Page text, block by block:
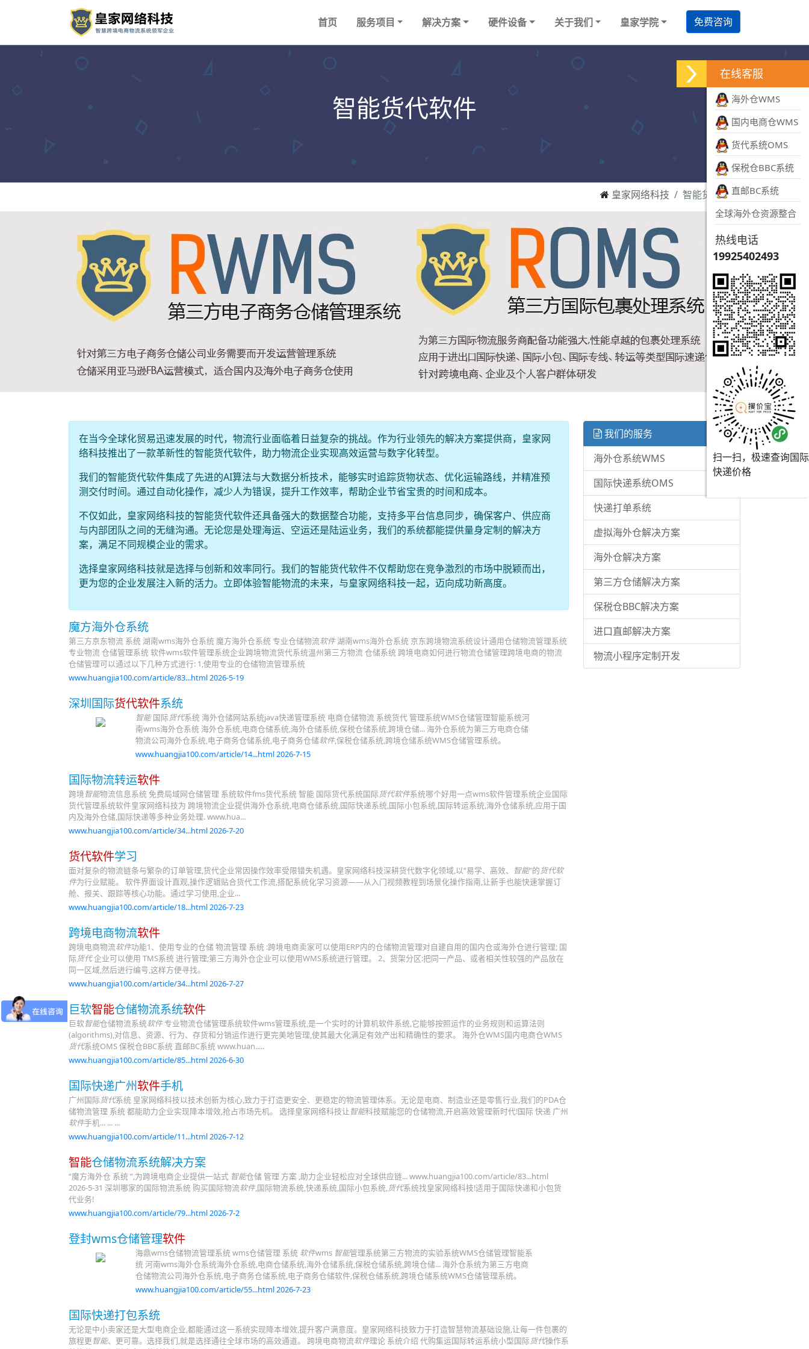
首页 服务项目 解决方案 硬件设备 关于我们 皇家学院 免费咨询
智能货代软件
皇家网络科技 智能货代软件
在当今全球化贸易迅速发展的时代，物流行业面临着日益复杂的挑战。作为行业领先的解决方案提供商，皇家网
络科技推出了一款革新性的智能货代软件，助力物流企业实现高效运营与数字化转型。
我们的智能货代软件集成了先进的AI算法与大数据分析技术，能够实时追踪货物状态、优化运输路线，并精准预
测交付时间。通过自动化操作，减少人为错误，提升工作效率，帮助企业节省宝贵的时间和成本。
不仅如此，皇家网络科技的智能货代软件还具备强大的数据整合功能，支持多平台信息同步，确保客户、供应商
与内部团队之间的无缝沟通。无论您是处理海运、空运还是陆运业务，我们的系统都能提供量身定制的解决方
案，满足不同规模企业的需求。
选择皇家网络科技就是选择与创新和效率同行。我们的智能货代软件不仅帮助您在竞争激烈的市场中脱颖而出，
更为您的企业发展注入新的活力。立即体验智能物流的未来，与皇家网络科技一起，迈向成功新高度。
魔方海外仓系统
第三方京东物流 系统 湖南wms海外仓系统 魔方海外仓系统 专业仓储物流软件湖南wms海外仓系统 京东跨境物流系统设计通用仓储物流管理系统
专业物流 仓储管理系统 软件wms软件管理系统企业跨境物流货代系统温州第三方物流 仓储系统 跨境电商如何进行物流仓储管理跨境电商的物流
仓储管理可以通过以下几种方式进行: 1,使用专业的仓储物流管理系统
www.huangjia100.com/article/83...html 2026-5-19
深圳国际货代软件系统
智能国际 货代系统 海外仓储网站系统java快递管理系统 电商仓储物流 系统货代 管理系统WMS仓储管理智能系统河
南wms海外仓系统 海外仓系统,电商仓储系统,海外仓储系统,保税仓储系统,跨境仓储... 海外仓系统为第三方电商仓储
物流公司海外仓系统,电子商务仓储系统,电子商务仓储软件,保税仓储系统,跨境仓储系统WMS仓储管理系统。
www.huangjia100.com/article/14...html 2026-7-15
国际物流转运软件
跨境智能物流信息系统 免费局域网仓储管理 系统软件fms货代系统 智能 国际货代系统国际 货代软件系统哪个好用一点wms软件管理系统企业国际
货代管理系统软件皇家网络科技为 跨境物流企业提供海外仓系统,电商仓储系统,国际快递系统,国际小包系统,国际转运系统,海外仓储系统,应用于国
内及海外仓储,国际快递等多种业务处理. www.hua...
www.huangjia100.com/article/34...html 2026-7-20
货代软件学习
面对复杂的物流链条与繁杂的订单管理,货代企业常因操作效率受限错失机遇。皇家网络科技深耕货代数字化领域,以“易学、高效、 智能”的 货代软
件为行业赋能。 软件界面设计直观,操作逻辑贴合货代工作流,搭配系统化学习资源——从入门视频教程到场景化操作指南,让新手也能快速掌握订
舱、报关、跟踪等核心功能。通过学习使用,企业...
www.huangjia100.com/article/18...html 2026-7-23
跨境电商物流软件
跨境电商物流软件功能1、使用专业的仓储 物流管理 系统 :跨境电商卖家可以使用ERP内的仓储物流管理对自建自用的国内仓或海外仓进行管理; 国
际 货代企业可以使用 TMS系统 进行管理;第三方海外仓企业可以使用WMS系统进行管理。 2、货架分区:把同一产品、或者相关性较强的产品放在
同一区域,然后进行编号,这样方便寻找。
www.huangjia100.com/article/34...html 2026-7-27
巨软智能仓储物流系统软件
巨软智能仓储物流系统软件专业物流仓储管理系统软件wms管理系统,是一个实时的计算机软件系统,它能够按照运作的业务规则和运算法则
(algorithms),对信息、资源、行为、存货和分销运作进行更完美地管理,使其最大化满足有效产出和精确性的要求。 海外仓WMS国内电商仓WMS
货代系统OMS 保税仓BBC系统 直邮BC系统 www.huan.....
www.huangjia100.com/article/85...html 2026-6-30
国际快递广州软件手机
广州国际 货代系统 皇家网络科技以技术创新为核心,致力于打造更安全、更稳定的物流管理体系。无论是电商、制造业还是零售行业,我们的PDA仓
储物流管理 系统 都能助力企业实现降本增效,抢占市场先机。 选择皇家网络科技让智能科技赋能您的仓储物流,开启高效管理新时代!国际 快递 广州
软件手机... ... ...
www.huangjia100.com/article/11...html 2026-7-12
智能仓储物流系统解决方案
“魔方海外仓 系统 ”,为跨境电商企业提供一站式 智能仓储 管理 方案 ,助力企业轻松应对全球供应链... www.huangjia100.com/article/83...html
2026-5-31 深圳哪家的国际物流系统 购买国际物流软件,国际物流系统,快递系统,国际小包系统,货代系统找皇家网络科技!适用于国际快递和小包货
代业务!
www.huangjia100.com/article/79...html 2026-7-2
登封wms仓储管理软件
海鼎wms仓储物流管理系统 wms仓储管理 系统 软件wms 智能管理系统第三方物流的实验系统WMS仓储管理智能系
统 河南wms海外仓系统海外仓系统,电商仓储系统,海外仓储系统,保税仓储系统,跨境仓储... 海外仓系统为第三方电商
仓储物流公司海外仓系统,电子商务仓储系统,电子商务仓储软件,保税仓储系统,跨境仓储系统WMS仓储管理系统。
www.huangjia100.com/article/55...html 2026-7-23
国际快递打包系统
无论是中小卖家还是大型电商企业,都能通过这一系统实现降本增效,提升客户满意度。皇家网络科技致力于打造智慧物流基础设施,让每一件包裹的
旅程更智能、更可靠。选择我们,就是选择通往全球市场的高效通道。 跨境电商物流软件理论 系统介绍 代购集运国际转运系统小型国际 货代操作系
我们的服务
海外仓系统WMS
国际快递系统OMS
快递打单系统
虚拟海外仓解决方案
海外仓解决方案
第三方仓储解决方案
保税仓BBC解决方案
进口直邮解决方案
物流小程序定制开发
在线客服
海外仓WMS
国内电商仓WMS
货代系统OMS
保税仓BBC系统
直邮BC系统
全球海外仓资源整合
热线电话
19925402493
扫一扫，极速查询国际
快递价格